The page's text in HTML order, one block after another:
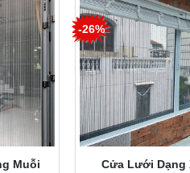
Muỗi
-26%
Cửa Lưới Dạng